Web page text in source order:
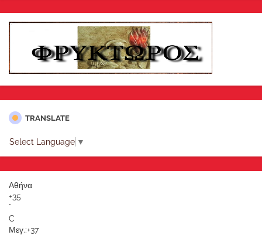
TRANSLATE
Select Language ▼
Αθήνα
+35
°
C
Μεγ.:+37